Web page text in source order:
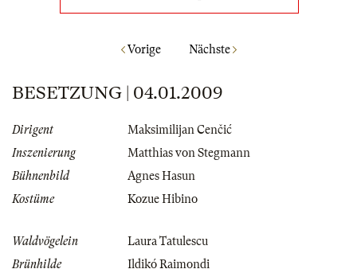
Vorige Nächste
BESETZUNG | 04.01.2009
Dirigent
Maksimilijan Cenčić
Inszenierung
Matthias von Stegmann
Bühnenbild
Agnes Hasun
Kostüme
Kozue Hibino
Waldvögelein
Laura Tatulescu
Brünhilde
Ildikó Raimondi